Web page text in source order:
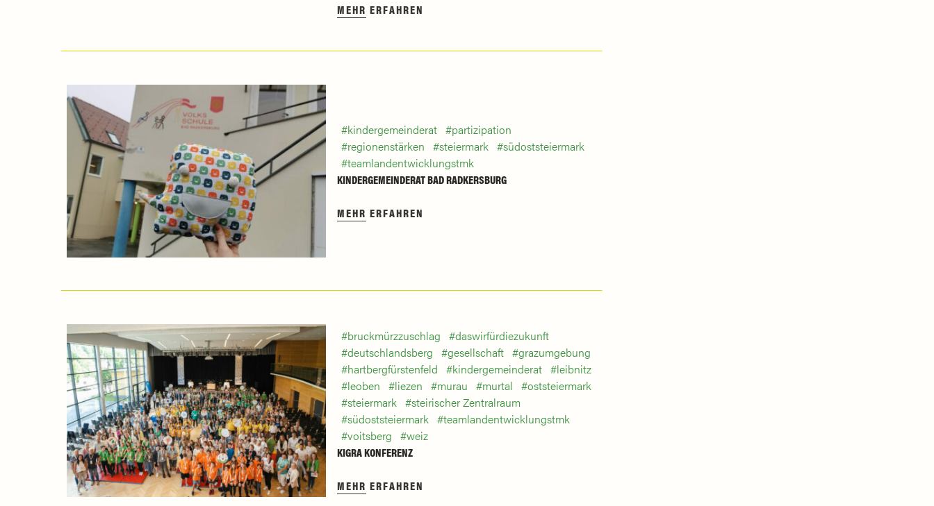
MEHR ERFAHREN
kindergemeinderat
partizipation
regionenstärken
steiermark
südoststeiermark
teamlandentwicklungstmk
KINDERGEMEINDERAT BAD RADKERSBURG
MEHR ERFAHREN
bruckmürzzuschlag
daswirfürdiezukunft
deutschlandsberg
gesellschaft
grazumgebung
hartbergfürstenfeld
kindergemeinderat
leibnitz
leoben
liezen murau murtal
oststeiermark
steiermark
steirischer Zentralraum
südoststeiermark
teamlandentwicklungstmk
voitsberg
weiz
KIGRA KONFERENZ
MEHR ERFAHREN